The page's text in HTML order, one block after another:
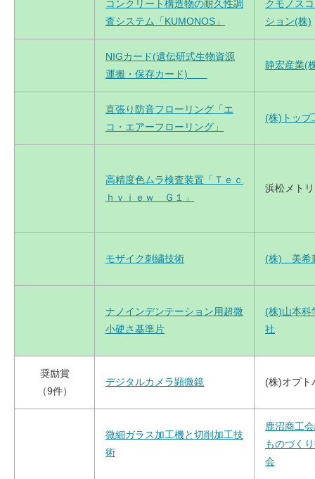
コンクリート構造物の耐久性調
査システム「KUMONOS」
クモノス
ション(株)
NIGカード(遺伝研式生物資源
運搬・保存カード)
静宏産業(
直張り防音フローリング「エ
コ・エアーフローリング」
(株)トップ
高精度色ムラ検査装置「Ｔｅｃ
ｈｖｉｅｗ Ｇ１」
浜松メト
モザイク刺繍技術 (株) 美希
ナノインデンテーション用超微
小硬さ基準片
(株)山本科
社
奨励賞
（9件）
デジタルカメラ顕微鏡 (株)オプト
微細ガラス加工機と切削加工技
術
鹿沼商工
ものづく
会